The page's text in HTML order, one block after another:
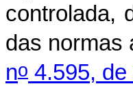
controlada,
das normas
no 4.595,